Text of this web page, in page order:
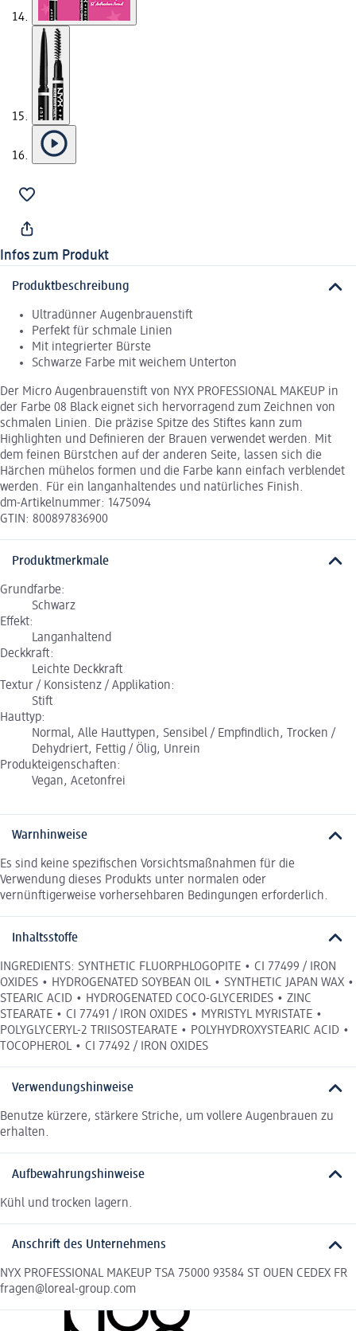
Infos zum Produkt
Produktbeschreibung
Ultradünner Augenbrauenstift
Perfekt für schmale Linien
Mit integrierter Bürste
Schwarze Farbe mit weichem Unterton
Der Micro Augenbrauenstift von NYX PROFESSIONAL MAKEUP in
der Farbe 08 Black eignet sich hervorragend zum Zeichnen von
schmalen Linien. Die präzise Spitze des Stiftes kann zum
Highlighten und Definieren der Brauen verwendet werden. Mit
dem feinen Bürstchen auf der anderen Seite, lassen sich die
Härchen mühelos formen und die Farbe kann einfach verblendet
werden. Für ein langanhaltendes und natürliches Finish.
dm-Artikelnummer: 1475094
GTIN: 800897836900
Produktmerkmale
Grundfarbe:
Schwarz
Effekt:
Langanhaltend
Deckkraft:
Leichte Deckkraft
Textur / Konsistenz / Applikation:
Stift
Hauttyp:
Normal, Alle Hauttypen, Sensibel / Empfindlich, Trocken /
Dehydriert, Fettig / Ölig, Unrein
Produkteigenschaften:
Vegan, Acetonfrei
Warnhinweise
Es sind keine spezifischen Vorsichtsmaßnahmen für die
Verwendung dieses Produkts unter normalen oder
vernünftigerweise vorhersehbaren Bedingungen erforderlich.
Inhaltsstoffe
INGREDIENTS: SYNTHETIC FLUORPHLOGOPITE • CI 77499 / IRON
OXIDES • HYDROGENATED SOYBEAN OIL • SYNTHETIC JAPAN WAX •
STEARIC ACID • HYDROGENATED COCO-GLYCERIDES • ZINC
STEARATE • CI 77491 / IRON OXIDES • MYRISTYL MYRISTATE •
POLYGLYCERYL-2 TRIISOSTEARATE • POLYHYDROXYSTEARIC ACID •
TOCOPHEROL • CI 77492 / IRON OXIDES
Verwendungshinweise
Benutze kürzere, stärkere Striche, um vollere Augenbrauen zu
erhalten.
Aufbewahrungshinweise
Kühl und trocken lagern.
Anschrift des Unternehmens
NYX PROFESSIONAL MAKEUP TSA 75000 93584 ST OUEN CEDEX FR
fragen@loreal-group.com